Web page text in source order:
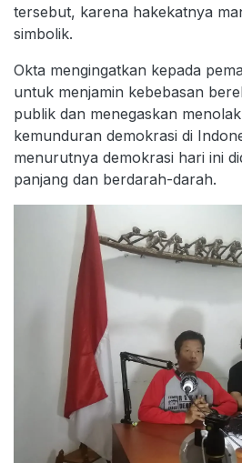
tersebut, karena hakekatnya
simbolik.
Okta mengingatkan kepada
untuk menjamin kebebasan
publik dan menegaskan
kemunduran demokrasi di
menurutnya demokrasi hari ini
panjang dan berdarah-darah.